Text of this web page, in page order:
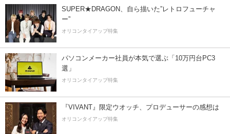
SUPER★DRAGON、自ら描いた”レトロフューチャ
ー”
オリコンタイアップ特集
パソコンメーカー社員が本気で選ぶ「10万円台PC3
選」
オリコンタイアップ特集
『VIVANT』限定ウオッチ、プロデューサーの感想は
オリコンタイアップ特集